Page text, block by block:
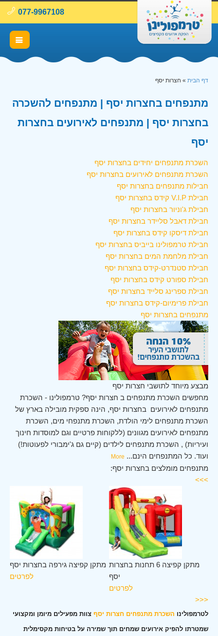
077-9967108
דף הבית » חצרות יסף
מתנפחים בחצרות יסף | מתנפחים להשכרה
בחצרות יסף | מתנפחים לאירועים בחצרות
יסף
השכרת מתנפחים יחידים בחצרות יסף
השכרת מתנפחים לאירועים בחצרות יסף
חבילות מתנפחים בחצרות יסף
חבילת V.I.P קידס בחצרות יסף
חבילת ג'וניור בחצרות יסף
חבילת דאבל סליידר בחצרות יסף
חבילת דיסקו קידס בחצרות יסף
חבילת טרמפולינו בייביס בחצרות יסף
חבילת מלחמת המים בחצרות יסף
חבילת סטנדרט-קידס בחצרות יסף
חבילת ספורט קידס בחצרות יסף
חבילת ספרינג סלייד בחצרות יסף
חבילת פרימיום-קידס בחצרות יסף
מתנפחים בחצרות יסף
מבצע מיוחד לתושבי חצרות יסף
מחפשים השכרת מתנפחים ב חצרות יסף? טרמפולינו - השכרת
מתנפחים לאירועים בחצרות יסף, הינה ספקית מובילה בארץ של
השכרת מתנפחים לימי הולדת, השכרת מתנפחי מים, השכרת
מתנפחים לאירועים מגוונים (ללקוחות פרטיים וגם למוסדות חינוך
ועיריות) , השכרת מתנפחים לילדים (קיים גם ג'ימבורי לפעוטות!)
ועוד. כל המתנפחים הינם...
More
מתנפחים מומלצים בחצרות יסף:
>>>
מתקן קפיצה גירפה בחצרות יסף
לפרטים
מתקן קפיצה 6 תחנות בחצרות
יסף
לפרטים
<<<
לטרמפולינו השכרת מתנפחים חצרות יסף צוות מפעילים מיומן ומקצועי
שמטרתו להפיק אירועים שמחים תוך שמירה על בטיחות מקסימלית